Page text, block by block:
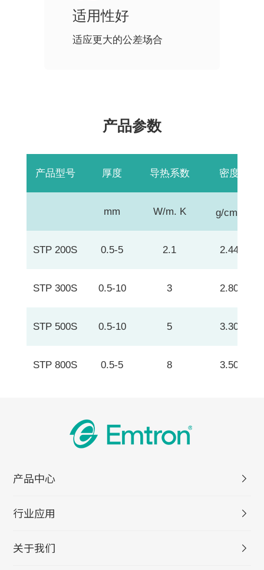
适用性好
适应更大的公差场合
产品参数
产品型号 厚度 导热系数 密度
mm W/m. K g/cm
STP 200S 0.5-5 2.1 2.44
STP 300S 0.5-10 3 2.80
STP 500S 0.5-10 5 3.30
STP 800S 0.5-5 8 3.50
产品中心
行业应用
关于我们